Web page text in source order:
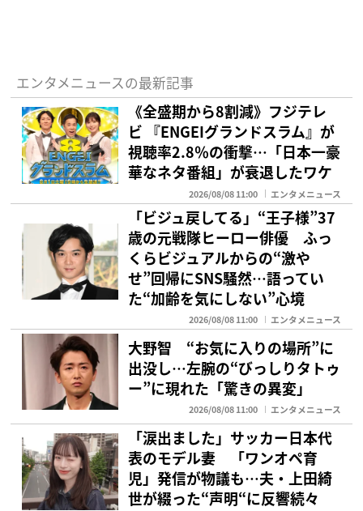
エンタメニュースの最新記事
《全盛期から8割減》フジテレ
ビ 『ENGEIグランドスラム』が
視聴率2.8％の衝撃…「日本一豪
華なネタ番組」が衰退したワケ
2026/08/08 11:00 エンタメニュース
「ビジュ戻してる」“王子様”37
歳の元戦隊ヒーロー俳優 ふっ
くらビジュアルからの“激や
せ”回帰にSNS騒然…語ってい
た“加齢を気にしない”心境
2026/08/08 11:00 エンタメニュース
大野智 “お気に入りの場所”に
出没し…左腕の“びっしりタトゥ
ー”に現れた「驚きの異変」
2026/08/08 11:00 エンタメニュース
「涙出ました」サッカー日本代
表のモデル妻 「ワンオペ育
児」発信が物議も…夫・上田綺
世が綴った“声明“に反響続々